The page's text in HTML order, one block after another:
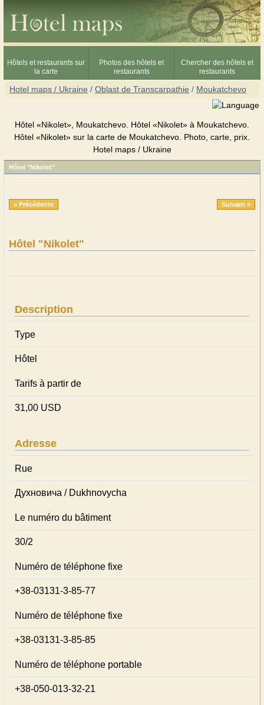
Hôtels et restaurants sur
la carte
Photos des hôtels et
restaurants
Chercher des hôtels et
restaurants
Hotel maps / Ukraine / Oblast de Transcarpathie / Moukatchevo
Hôtel «Nikolet», Moukatchevo. Hôtel «Nikolet» à Moukatchevo.
Hôtel «Nikolet» sur la carte de Moukatchevo. Photo, carte, prix.
Hotel maps / Ukraine
Hôtel "Nikolet"
« Précédente Suivant »
Hôtel "Nikolet"
Description
Type
Hôtel
Tarifs à partir de
31,00 USD
Adresse
Rue
Духновича / Dukhnovycha
Le numéro du bâtiment
30/2
Numéro de téléphone fixe
+38-03131-3-85-77
Numéro de téléphone fixe
+38-03131-3-85-85
Numéro de téléphone portable
+38-050-013-32-21